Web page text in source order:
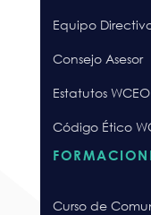
Equipo
Consejo Asesor
Estatutos WCEO
Código Ético
Curso de